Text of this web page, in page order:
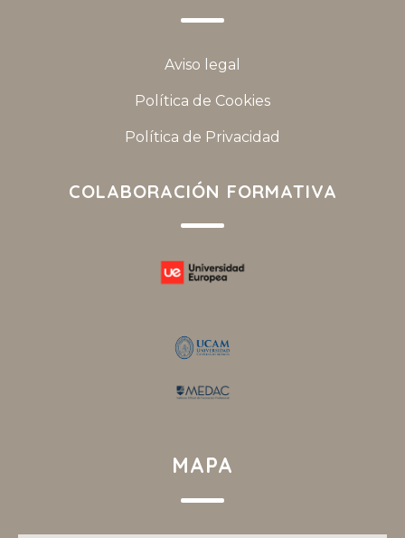
Aviso legal
Política de Cookies
Política de Privacidad
COLABORACIÓN FORMATIVA
MAPA